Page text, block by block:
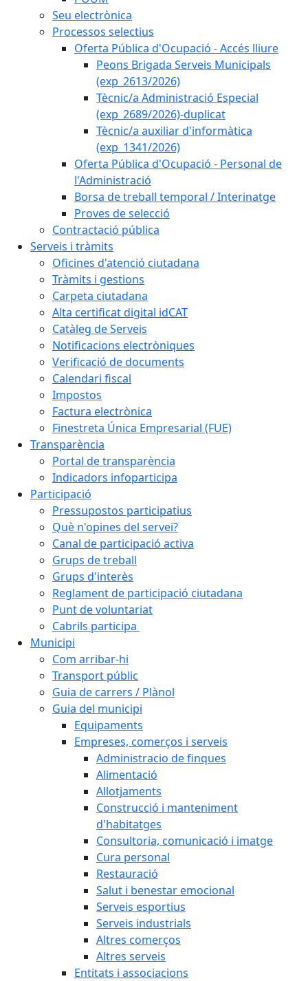
Seu electrònica
Processos selectius
Oferta Pública d'Ocupació - Accés lliure
Peons Brigada Serveis Municipals
(exp_2613/2026)
Tècnic/a Administració Especial
(exp_2689/2026)-duplicat
Tècnic/a auxiliar d'informàtica
(exp_1341/2026)
Oferta Pública d'Ocupació - Personal de
l'Administració
Borsa de treball temporal / Interinatge
Proves de selecció
Contractació pública
Serveis i tràmits
Oficines d'atenció ciutadana
Tràmits i gestions
Carpeta ciutadana
Alta certificat digital idCAT
Catàleg de Serveis
Notificacions electròniques
Verificació de documents
Calendari fiscal
Impostos
Factura electrònica
Finestreta Única Empresarial (FUE)
Transparència
Portal de transparència
Indicadors infoparticipa
Participació
Pressupostos participatius
Què n'opines del servei?
Canal de participació activa
Grups de treball
Grups d'interès
Reglament de participació ciutadana
Punt de voluntariat
Cabrils participa
Municipi
Com arribar-hi
Transport públic
Guia de carrers / Plànol
Guia del municipi
Equipaments
Empreses, comerços i serveis
Administracio de finques
Alimentació
Allotjaments
Construcció i manteniment
d'habitatges
Consultoria, comunicació i imatge
Cura personal
Restauració
Salut i benestar emocional
Serveis esportius
Serveis industrials
Altres comerços
Altres serveis
Entitats i associacions